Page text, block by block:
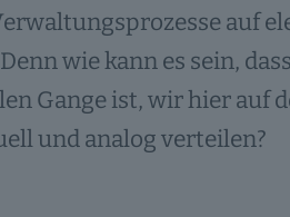
auf
wie kann es sein,
Gange ist, wir hier auf
und analog verteilen?